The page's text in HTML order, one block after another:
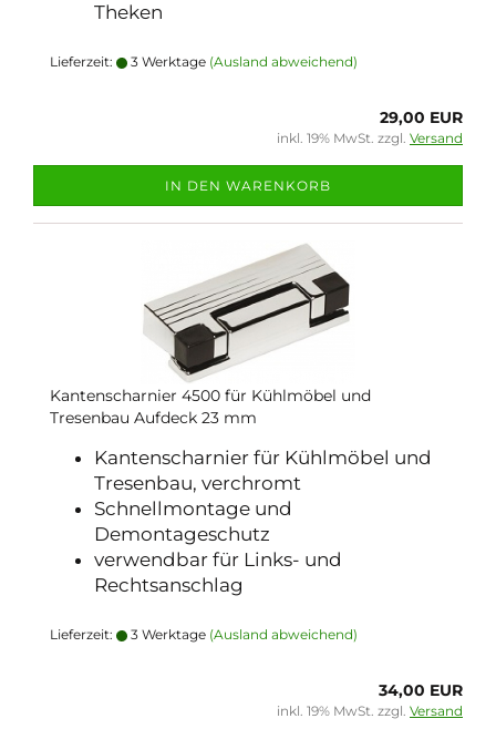
Theken
Lieferzeit: 3 Werktage (Ausland abweichend)
29,00 EUR
inkl. 19% MwSt. zzgl. Versand
IN DEN WARENKORB
Kantenscharnier 4500 für Kühlmöbel und
Tresenbau Aufdeck 23 mm
Kantenscharnier für Kühlmöbel und
Tresenbau, verchromt
Schnellmontage und
Demontageschutz
verwendbar für Links- und
Rechtsanschlag
Lieferzeit: 3 Werktage (Ausland abweichend)
34,00 EUR
inkl. 19% MwSt. zzgl. Versand